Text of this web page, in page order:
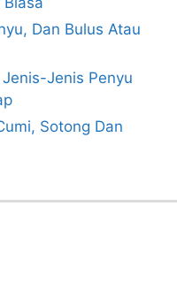
Dan Bulus Atau
Jenis Penyu
Sotong Dan